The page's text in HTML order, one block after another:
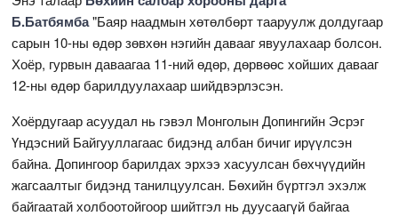
Б.Батбямба"Баяр наадмын хөтөлбөрт тааруулж долдугаар
сарын 10-ны өдөр зөвхөн нэгийн давааг явуулахаар болсон.
Хоёр, гурвын даваагаа 11-ний өдөр, дөрвөөс хойших давааг
12-ны өдөр барилдуулахаар шийдвэрлэсэн.
Хоёрдугаар асуудал нь гэвэл Монголын Допингийн Эсрэг
Үндэсний Байгууллагаас бидэнд албан бичиг ирүүлсэн
байна. Допингоор барилдах эрхээ хасуулсан бөхчүүдийн
жагсаалтыг бидэнд танилцуулсан. Бөхийн бүртгэл эхэлж
байгаатай холбоотойгоор шийтгэл нь дуусаагүй байгаа